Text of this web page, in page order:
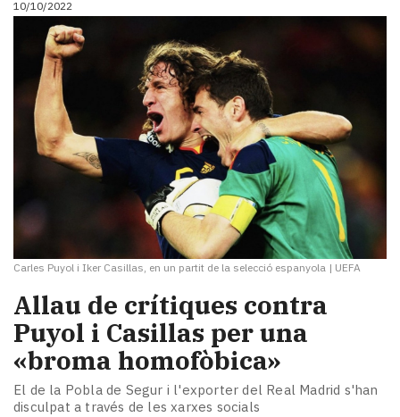
i
turisme
Cultura
Esports
Mai
tant!
TV
El
temps
Reportatges
Entrevistes
A
escena!
Dis
la
teva!
Subscriptors
10/10/2022
Carles Puyol i Iker Casillas, en un partit de la selecció espanyola | UEFA
Allau de crítiques contra
Puyol i Casillas per una
«broma homofòbica»
El de la Pobla de Segur i l'exporter del Real Madrid s'han
disculpat a través de les xarxes socials